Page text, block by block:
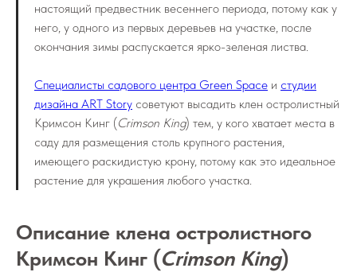
настоящий предвестник весеннего периода, потому как у
него, у одного из первых деревьев на участке, после
окончания зимы распускается ярко-зеленая листва.
Специалисты садового центра Green Space и студии
дизайна ART Story советуют высадить клен остролистный
Кримсон Кинг (Crimson King) тем, у кого хватает места в
саду для размещения столь крупного растения,
имеющего раскидистую крону, потому как это идеальное
растение для украшения любого участка.
Описание клена остролистного
Кримсон Кинг (Crimson King)